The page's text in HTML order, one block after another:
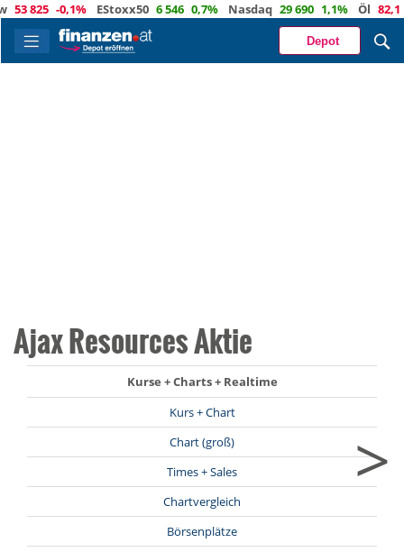
825 -0,1% EStoxx50 6 546 0,7% Nasdaq 29 690 1,1% Öl 82,1 -
Depot
Ajax Resources Aktie
Kurse + Charts + Realtime
Kurs + Chart
Chart (groß)
Times + Sales
Chartvergleich
Börsenplätze
>